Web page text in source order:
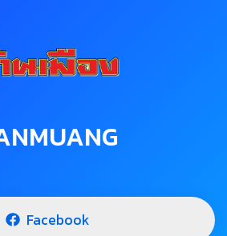
Facebook